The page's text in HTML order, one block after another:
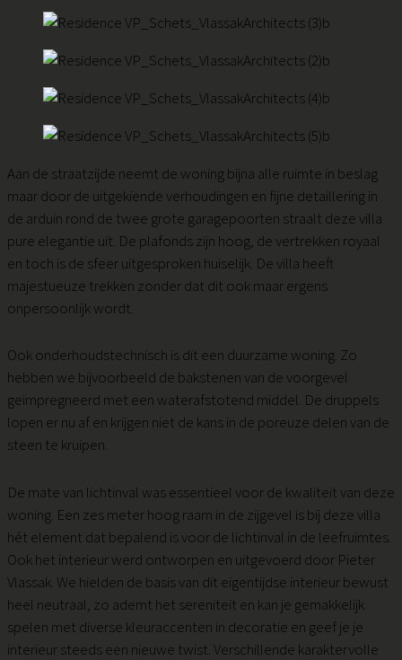
Aan de straatzijde neemt de woning bijna alle ruimte in beslag
maar door de uitgekiende verhoudingen en fijne detaillering in
de arduin rond de twee grote garagepoorten straalt deze villa
pure elegantie uit. De plafonds zijn hoog, de vertrekken royaal
en toch is de sfeer uitgesproken huiselijk. De villa heeft
majestueuze trekken zonder dat dit ook maar ergens
onpersoonlijk wordt.
Ook onderhoudstechnisch is dit een duurzame woning. Zo
hebben we bijvoorbeeld de bakstenen van de voorgevel
geïmpregneerd met een waterafstotend middel. De druppels
lopen er nu af en krijgen niet de kans in de poreuze delen van de
steen te kruipen.
De mate van lichtinval was essentieel voor de kwaliteit van deze
woning. Een zes meter hoog raam in de zijgevel is bij deze villa
hét element dat bepalend is voor de lichtinval in de leefruimtes.
Ook het interieur werd ontworpen en uitgevoerd door Pieter
Vlassak. We hielden de basis van dit eigentijdse interieur bewust
heel neutraal, zo ademt het sereniteit en kan je gemakkelijk
spelen met diverse kleuraccenten in decoratie en geef je je
interieur steeds een nieuwe twist. Verschillende karaktervolle